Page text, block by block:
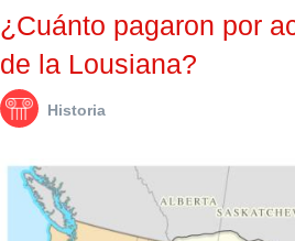
¿Cuánto pagaron por acre los EUA a Francia por la compra
de la Lousiana?
Historia